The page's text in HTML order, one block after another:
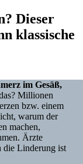
Dieser
klassische
im Gesäß,
Millionen
bzw. einem
warum der
machen,
Ärzte
die Linderung ist